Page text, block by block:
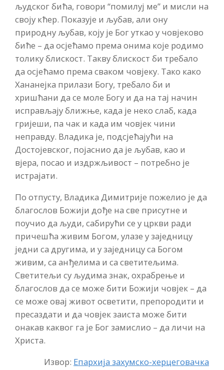
људског бића, говори “помилуј ме” и мисли на
своју кћер. Показује и љубав, али ону
природну љубав, коју је Бог уткао у човјеково
биће – да осјећамо према онима које родимо
толику блискост. Такву блискост би требало
да осјећамо према сваком човјеку. Тако како
Хананејка прилази Богу, требало би и
хришћани да се моле Богу и да на тај начин
исправљају ближње, када је неко слаб, када
гријеши, па чак и када им човјек чини
неправду. Владика је, подсјећајући на
Достојевског, појаснио да је љубав, као и
вјера, посао и издржљивост – потребно је
истрајати.
По отпусту, Владика Димитрије пожелио је да
благослов Божији дође на све присутне и
поучио да људи, сабирући се у цркви ради
причешћа живим Богом, улазе у заједницу
једни са другима, и у заједницу са Богом
живим, са анђелима и са светитељима.
Светитељи су људима знак, охрабрење и
благослов да се може бити Божији човјек – да
се може овај живот осветити, препородити и
пресаздати и да човјек заиста може бити
онакав каквог га је Бог замислио – да личи на
Христа.
Извор: Епархија захумско-херцеговачка